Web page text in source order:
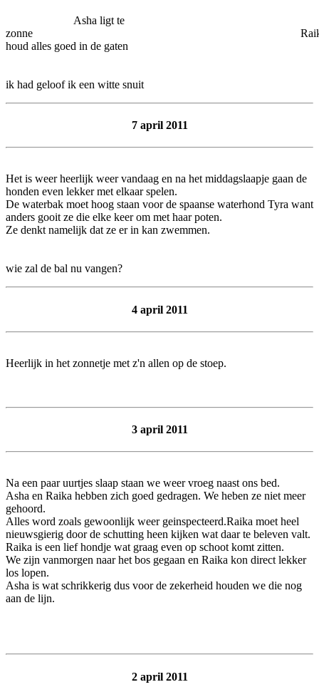
Asha ligt te
zonne
houd alles goed in de gaten
ik had geloof ik een witte snuit
7 april 2011
Het is weer heerlijk weer vandaag en na het middagslaapje gaan de
honden even lekker met elkaar spelen.
De waterbak moet hoog staan voor de spaanse waterhond Tyra want
anders gooit ze die elke keer om met haar poten.
Ze denkt namelijk dat ze er in kan zwemmen.
wie zal de bal nu vangen?
4 april 2011
Heerlijk in het zonnetje met z'n allen op de stoep.
3 april 2011
Na een paar uurtjes slaap staan we weer vroeg naast ons bed.
Asha en Raika hebben zich goed gedragen. We heben ze niet meer
gehoord.
Alles word zoals gewoonlijk weer geinspecteerd.Raika moet heel
nieuwsgierig door de schutting heen kijken wat daar te beleven valt.
Raika is een lief hondje wat graag even op schoot komt zitten.
We zijn vanmorgen naar het bos gegaan en Raika kon direct lekker
los lopen.
Asha is wat schrikkerig dus voor de zekerheid houden we die nog
aan de lijn.
2 april 2011